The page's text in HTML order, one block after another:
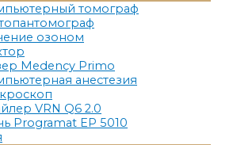
томограф
озоном
Medency Primo
анестезия
VRN Q6 2.0
Programat EP 5010